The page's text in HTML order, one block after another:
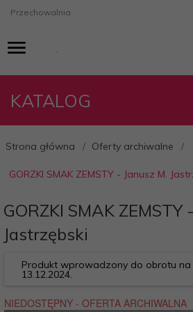
Przechowalnia
KATALOG
Strona główna Oferty archiwalne
GORZKI SMAK ZEMSTY - Janusz M.
GORZKI SMAK ZEMSTY
Jastrzębski
Produkt wprowadzony do obrotu na
13.12.2024.